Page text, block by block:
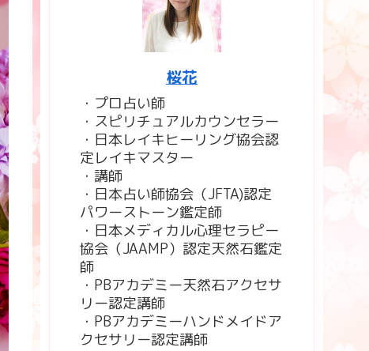
桜花
・プロ占い師
・スピリチュアルカウンセラー
・日本レイキヒーリング協会認
定レイキマスター
・講師
・日本占い師協会（JFTA)認定
パワーストーン鑑定師
・日本メディカル心理セラピー
協会（JAAMP）認定天然石鑑定
師
・PBアカデミー天然石アクセサ
リー認定講師
・PBアカデミーハンドメイドア
クセサリー認定講師